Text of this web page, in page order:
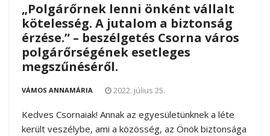
„Polgárőrnek lenni önként vállalt
kötelesség. A jutalom a biztonság
érzése.” – beszélgetés Csorna város
polgárőrségének esetleges
megszűnéséről.
VÁMOS ANNAMÁRIA 2022. július 25.
Kedves Csornaiak! Annak az egyesületünknek a léte
került veszélybe, ami a közösség, az Önök biztonsága